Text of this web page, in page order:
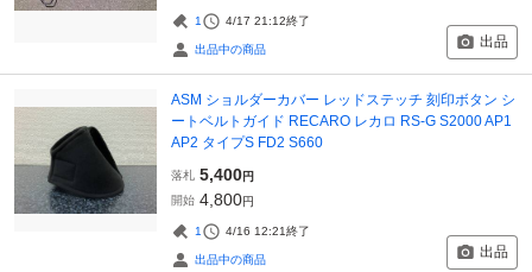
1 4/17 21:12終了
出品中の商品 出品
ASM ショルダーカバー レッドステッチ 刻印ボタン シ
ートベルトガイド RECARO レカロ RS-G S2000 AP1
AP2 タイプS FD2 S660
落札 5,400円
開始 4,800円
1 4/16 12:21終了
出品中の商品 出品